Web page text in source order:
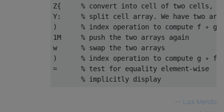
Z{     % convert into cell of two cells,
Y:     % split cell array. We have two
)      % index operation to compute f ∘ g.
1M     % push the two arrays again
w      % swap the two arrays
)      % index operation to compute g ∘ f
=      % test for equality element-wise
Luis Mendo